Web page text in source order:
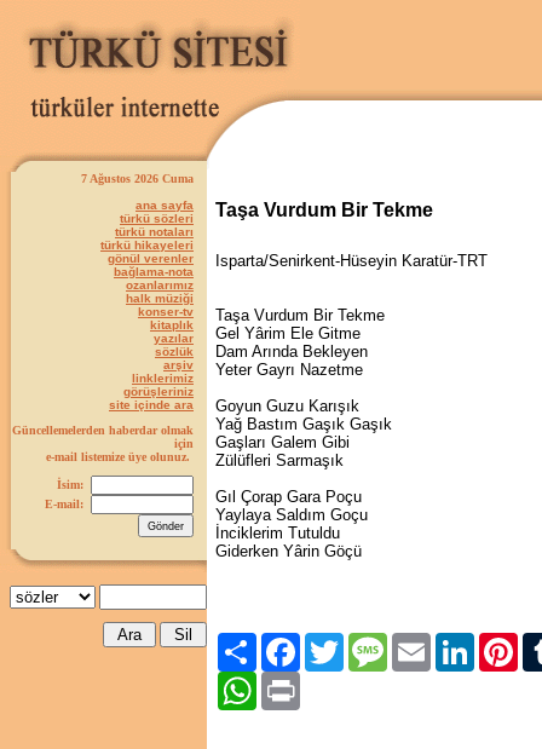
7 Ağustos 2026 Cuma
ana sayfa
türkü sözleri
türkü notaları
türkü hikayeleri
gönül verenler
bağlama-nota
ozanlarımız
halk müziği
konser-tv
kitaplık
yazılar
sözlük
arşiv
linklerimiz
görüşleriniz
site içinde ara
Güncellemelerden haberdar olmak
için
e-mail listemize üye olunuz.
İsim:
E-mail:
Taşa Vurdum Bir Tekme
Isparta/Senirkent-Hüseyin Karatür-TRT
Taşa Vurdum Bir Tekme
Gel Yârim Ele Gitme
Dam Arında Bekleyen
Yeter Gayrı Nazetme
Goyun Guzu Karışık
Yağ Bastım Gaşık Gaşık
Gaşları Galem Gibi
Zülüfleri Sarmaşık
Gıl Çorap Gara Poçu
Yaylaya Saldım Goçu
İnciklerim Tutuldu
Giderken Yârin Göçü
Paylaş FacebookTwitter Message Email LinkedIn
WhatsApp